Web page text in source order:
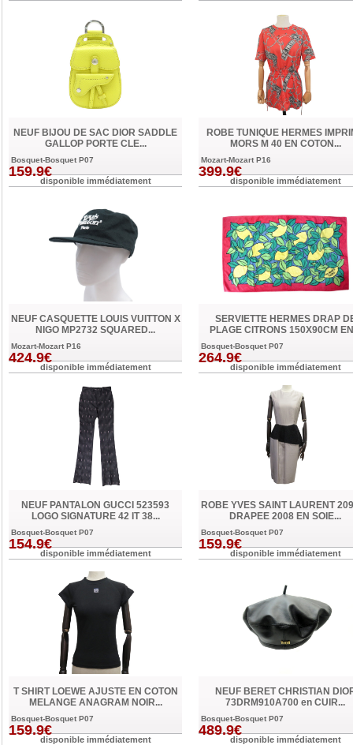
NEUF BIJOU DE SAC DIOR SADDLE
GALLOP PORTE CLE...
Bosquet-Bosquet P07
159.9€
disponible immédiatement
ROBE TUNIQUE HERMES
MORS M 40 EN COTON...
Mozart-Mozart P16
399.9€
disponible immédiatement
NEUF CASQUETTE LOUIS VUITTON X
NIGO MP2732 SQUARED...
Mozart-Mozart P16
424.9€
disponible immédiatement
SERVIETTE HERMES DRAP
PLAGE CITRONS 150X90CM
Bosquet-Bosquet P07
264.9€
disponible immédiatement
NEUF PANTALON GUCCI 523593
LOGO SIGNATURE 42 IT 38...
Bosquet-Bosquet P07
154.9€
disponible immédiatement
ROBE YVES SAINT LAURENT
DRAPEE 2008 EN SOIE...
Bosquet-Bosquet P07
159.9€
disponible immédiatement
T SHIRT LOEWE AJUSTE EN COTON
MELANGE ANAGRAM NOIR...
Bosquet-Bosquet P07
159.9€
disponible immédiatement
NEUF BERET CHRISTIAN
73DRM910A700 en CUIR...
Bosquet-Bosquet P07
489.9€
disponible immédiatement